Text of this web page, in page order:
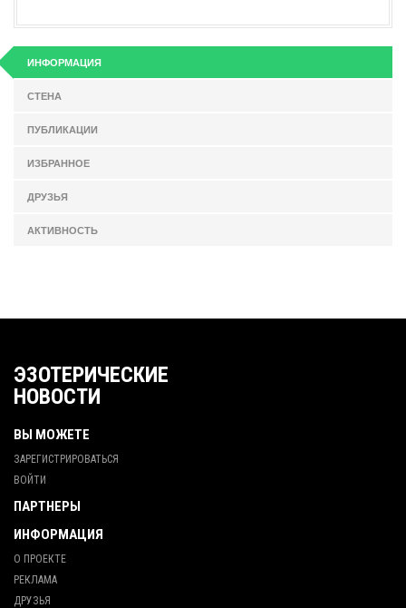
ИНФОРМАЦИЯ
СТЕНА
ПУБЛИКАЦИИ
ИЗБРАННОЕ
ДРУЗЬЯ
АКТИВНОСТЬ
ЭЗОТЕРИЧЕСКИЕ
НОВОСТИ
ВЫ МОЖЕТЕ
ЗАРЕГИСТРИРОВАТЬСЯ
ВОЙТИ
ПАРТНЕРЫ
ИНФОРМАЦИЯ
О ПРОЕКТЕ
РЕКЛАМА
ДРУЗЬЯ